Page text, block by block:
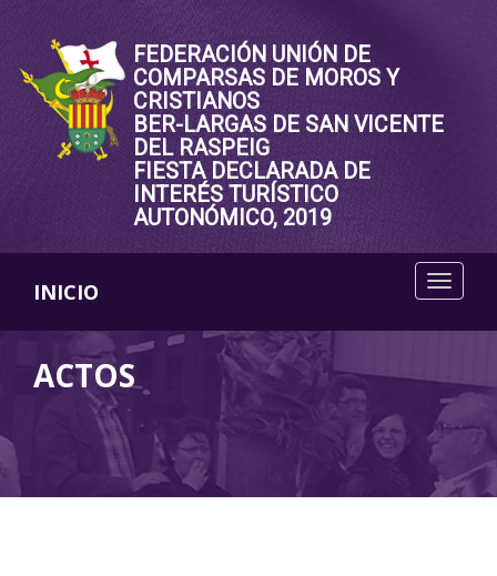
FEDERACIÓN UNIÓN DE
COMPARSAS DE MOROS Y
CRISTIANOS
BER-LARGAS DE SAN VICENTE
DEL RASPEIG
FIESTA DECLARADA DE
INTERÉS TURÍSTICO
AUTONÓMICO, 2019
INICIO
ACTOS